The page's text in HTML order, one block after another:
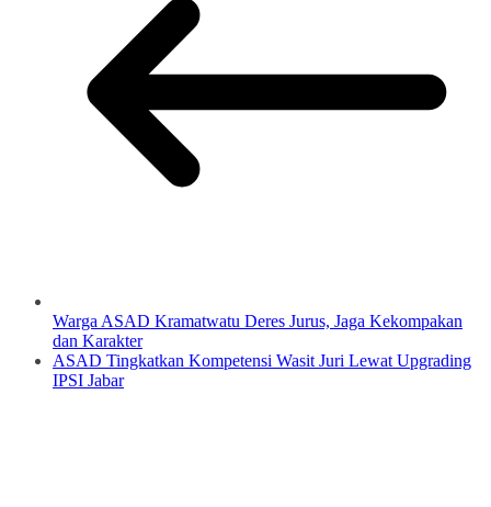
Warga ASAD Kramatwatu Deres Jurus, Jaga Kekompakan
dan Karakter
ASAD Tingkatkan Kompetensi Wasit Juri Lewat Upgrading
IPSI Jabar